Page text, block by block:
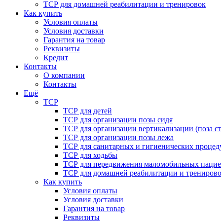
ТСР для домашней реабилитации и тренировок
Как купить
Условия оплаты
Условия доставки
Гарантия на товар
Реквизиты
Кредит
Контакты
О компании
Контакты
Ещё
ТСР
ТСР для детей
ТСР для организации позы сидя
ТСР для организации вертикализации (поза
ТСР для организации позы лежа
ТСР для санитарных и гигиенических
ТСР для ходьбы
ТСР для передвижения маломобильных
ТСР для домашней реабилитации и
Как купить
Условия оплаты
Условия доставки
Гарантия на товар
Реквизиты